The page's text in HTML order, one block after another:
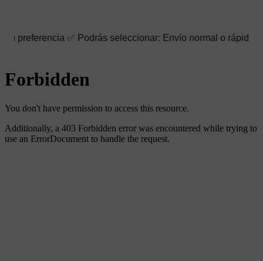
✅ Podrás seleccionar: Envío normal o rápido ☑️